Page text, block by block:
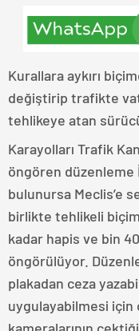
Kurallara aykırı
değiştirip trafikte
tehlikeye atan
Karayolları Trafik
öngören düzenleme
bulunursa Meclis’e
birlikte tehlikeli
kadar hapis ve bin
öngörülüyor.
plakadan ceza
uygulayabilmesi için